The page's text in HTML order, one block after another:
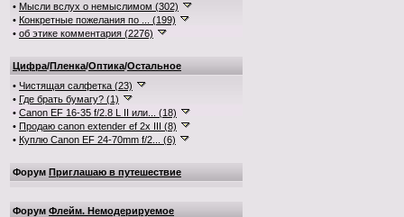
• Мысли вслух о немыслимом (302)
• Конкретные пожелания по ... (199)
• об этике комментария (2276)
Цифра/Пленка/Оптика/Остальное
• Чистящая салфетка (23)
• Где брать бумагу? (1)
• Canon EF 16-35 f/2.8 L II или... (18)
• Продаю canon extender ef 2x III (8)
• Куплю Canon EF 24-70mm f/2... (6)
Форум Приглашаю в путешествие
Форум Флейм. Немодерируемое